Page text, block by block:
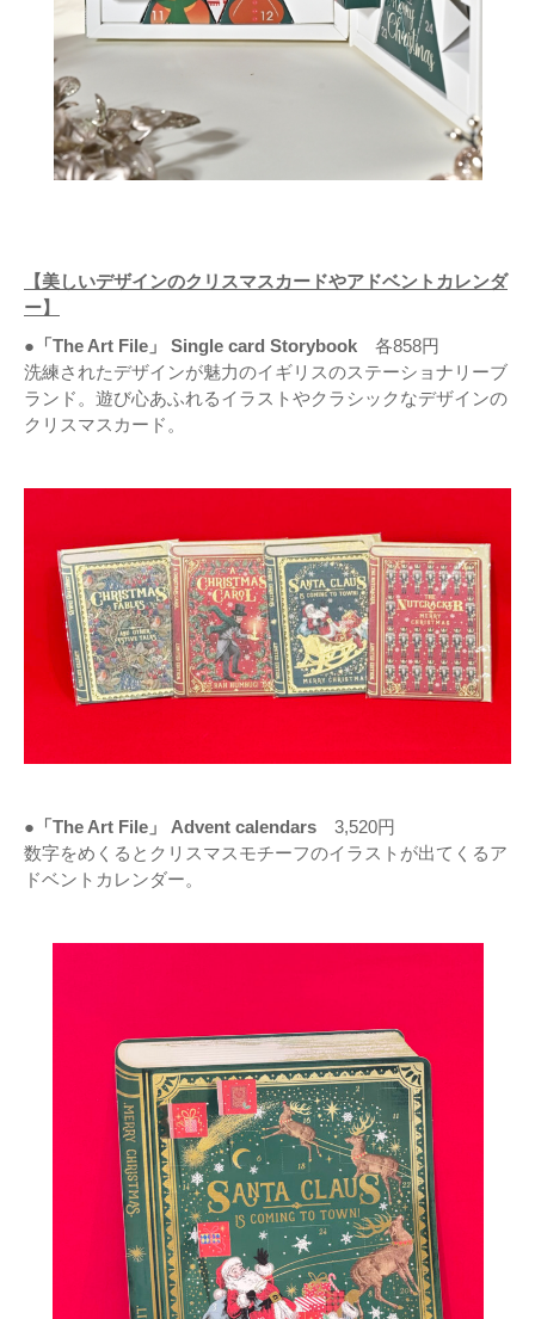
【美しいデザインのクリスマスカードやアドベントカレンダ
ー】
●「The Art File」 Single card Storybook 各858円
洗練されたデザインが魅力のイギリスのステーショナリーブ
ランド。遊び心あふれるイラストやクラシックなデザインの
クリスマスカード。
●「The Art File」 Advent calendars 3,520円
数字をめくるとクリスマスモチーフのイラストが出てくるア
ドベントカレンダー。